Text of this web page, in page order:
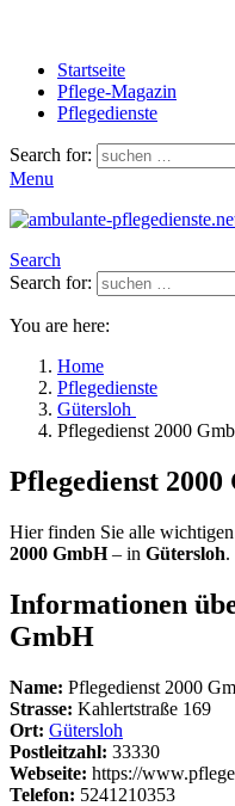
Startseite
Pflege-Magazin
Pflegedienste
Search for:
Menu
Search
Search for:
You are here:
Home
Pflegedienste
Gütersloh
Pflegedienst 2000
Pflegedienst
Hier finden Sie alle
2000 GmbH– in Gütersloh.
Informationen
GmbH
Name: Pflegedienst 2000
Strasse: Kahlertstraße 169
Ort: Gütersloh
Postleitzahl: 33330
Webseite: https://
Telefon: 5241210353